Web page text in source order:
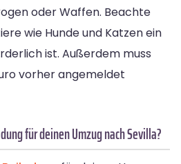
oder Waffen. Beachte
wie Hunde und Katzen ein
ist. Außerdem muss
vorher angemeldet
für deinen Umzug nach Sevilla?